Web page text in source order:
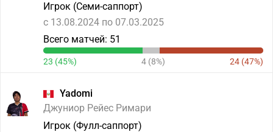
Игрок (Семи-саппорт)
c 13.08.2024 по 07.03.2025
Всего матчей: 51
23 (45%) 4 (8%) 24 (47%)
Yadomi
Джуниор Рейес Римари
Игрок (Фулл-саппорт)